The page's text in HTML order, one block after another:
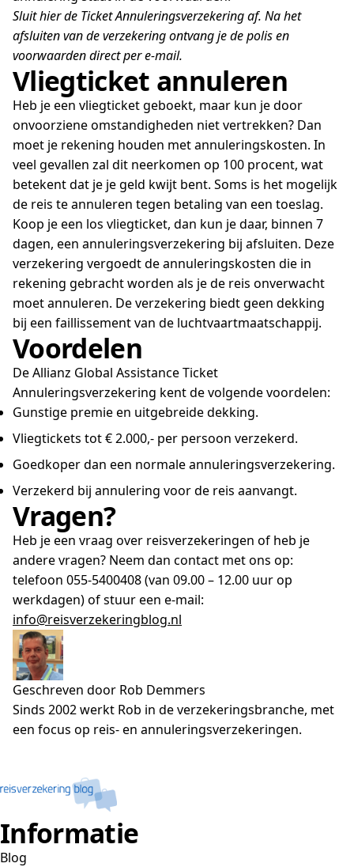
Sluit hier de Ticket Annuleringsverzekering af. Na het
afsluiten van de verzekering ontvang je de polis en
voorwaarden direct per e-mail.
Vliegticket annuleren
Heb je een vliegticket geboekt, maar kun je door
onvoorziene omstandigheden niet vertrekken? Dan
moet je rekening houden met annuleringskosten. In
veel gevallen zal dit neerkomen op 100 procent, wat
betekent dat je je geld kwijt bent. Soms is het mogelijk
de reis te annuleren tegen betaling van een toeslag.
Koop je een los vliegticket, dan kun je daar, binnen 7
dagen, een annuleringsverzekering bij afsluiten. Deze
verzekering vergoedt de annuleringskosten die in
rekening gebracht worden als je de reis onverwacht
moet annuleren. De verzekering biedt geen dekking
bij een faillissement van de luchtvaartmaatschappij.
Voordelen
De Allianz Global Assistance Ticket
Annuleringsverzekering kent de volgende voordelen:
Gunstige premie en uitgebreide dekking.
Vliegtickets tot € 2.000,- per persoon verzekerd.
Goedkoper dan een normale annuleringsverzekering.
Verzekerd bij annulering voor de reis aanvangt.
Vragen?
Heb je een vraag over reisverzekeringen of heb je
andere vragen? Neem dan contact met ons op:
telefoon 055-5400408 (van 09.00 – 12.00 uur op
werkdagen) of stuur een e-mail:
info@reisverzekeringblog.nl
Geschreven door Rob Demmers
Sinds 2002 werkt Rob in de verzekeringsbranche, met
een focus op reis- en annuleringsverzekeringen.
Informatie
Blog